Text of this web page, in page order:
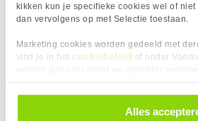
kikken kun je specifieke cookies wel of
dan vervolgens op met Selectie toestaan.
Marketing cookies worden gedeeld met
vind je in het cookiebeleid of onder
alle cookies. Je kunt je gegeven
door in de footer van onze website te
Alles
Sennheiser HD 25 Plus Bedraad Zwart